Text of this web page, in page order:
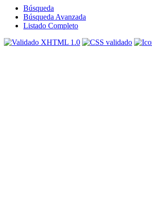
Búsqueda
Búsqueda Avanzada
Listado Completo